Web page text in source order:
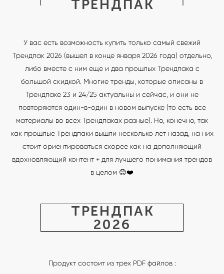
ТРЕНДПАК
У вас есть возможность купить только самый свежий
Трендпак 2026 (вышел в конце января 2026 года) отдельно,
либо вместе с ним еще и два прошлых Трендпака с
большой скидкой. Многие тренды, которые описаны в
Трендпаке 23 и 24/25 актуальны и сейчас, и они не
повторяются один-в-один в новом выпуске (то есть все
материалы во всех Трендпаках разные). Но, конечно, так
как прошлые Трендпаки вышли несколько лет назад, на них
стоит ориентироваться скорее как на дополняющий
вдохновляющий контент + для лучшего понимания трендов
в целом 😊❤️
ТРЕНДПАК
2026
Продукт состоит из трех PDF файлов :